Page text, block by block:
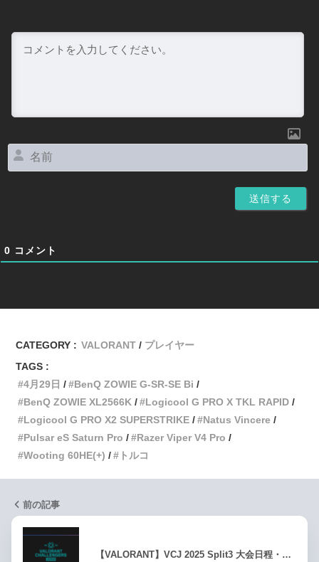
0 コメント
CATEGORY : VALORANT
プレイヤー
TAGS :
4月29日
BenQ ZOWIE G-SR-SE Bi
BenQ ZOWIE XL2566K
Logicool G PRO X TKL RAPID
Logicool G PRO X2 SUPERSTRIKE
Natus Vincere
Pulsar eS Saturn Pro
Razer Viper V4 Pro
Wooting 60HE(+)
トルコ
前の記事
【VALORANT】VCJ 2025 Split3 大会日程・…